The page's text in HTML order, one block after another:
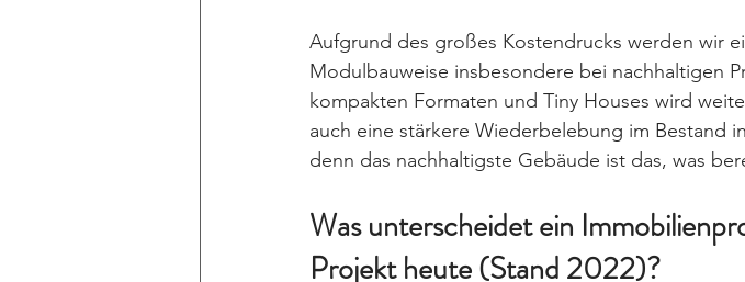
Aufgrund des großes Kostendrucks werden wir
Modulbauweise insbesondere bei nachhaltigen
kompakten Formaten und Tiny Houses wird
auch eine stärkere Wiederbelebung im Bestand
denn das nachhaltigste Gebäude ist das, was
Was unterscheidet ein
Projekt heute (Stand 2022)?